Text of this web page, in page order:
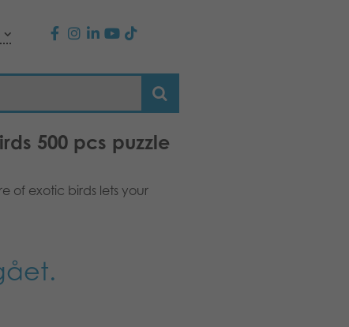
500 pcs puzzle
of exotic birds lets your